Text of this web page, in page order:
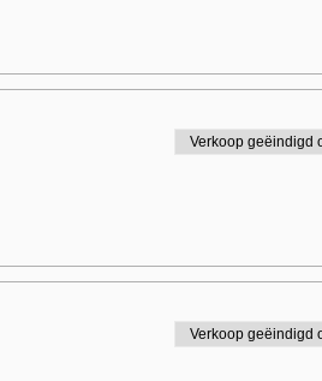
Verkoop geëindigd
Verkoop geëindigd